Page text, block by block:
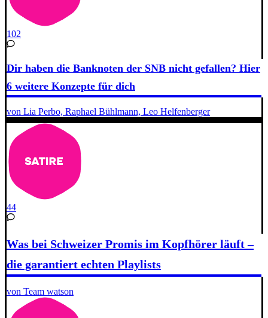
102
Dir haben die Banknoten der SNB nicht gefallen? Hier
6 weitere Konzepte für dich
von Lia Perbo, Raphael Bühlmann, Leo Helfenberger
44
Was bei Schweizer Promis im Kopfhörer läuft –
die garantiert echten Playlists
von Team watson